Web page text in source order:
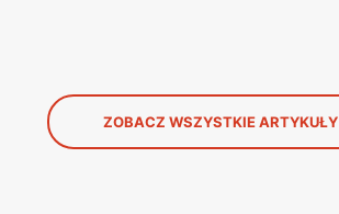
ZOBACZ WSZYSTKIE ARTYKUŁY